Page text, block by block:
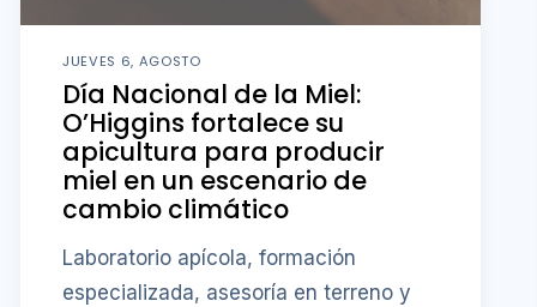
JUEVES 6, AGOSTO
Día Nacional de la Miel:
O’Higgins fortalece su
apicultura para producir
miel en un escenario de
cambio climático
Laboratorio apícola, formación
especializada, asesoría en terreno y